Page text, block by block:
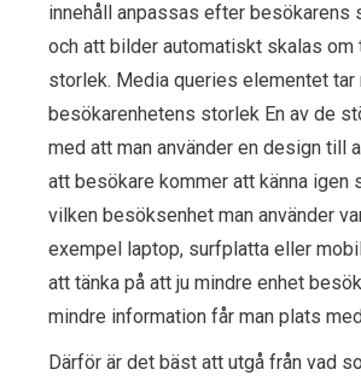
innehåll anpassas efter besökarens
och att bilder automatiskt skalas om
storlek. Media queries elementet tar
besökarenhetens storlek En av de
med att man använder en design till
att besökare kommer att känna igen
vilken besöksenhet man använder
exempel laptop, surfplatta eller
att tänka på att ju mindre enhet
mindre information får man plats
Därför är det bäst att utgå från vad